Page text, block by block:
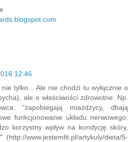
12:46
tylko... Ale nie chodzi tu wyłącznie o
ale o właściwości zdrowotne. Np.
"zapobiegają miażdżycy, dbają
funkcjonowanie układu nerwowego.
korzystny wpływ na kondycję skóry,
(http://www.jestemfit.pl/artykuly/dieta/5-